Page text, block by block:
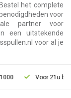
het complete
voor
partner voor
een uitstekende
voor al je
Voor 21u